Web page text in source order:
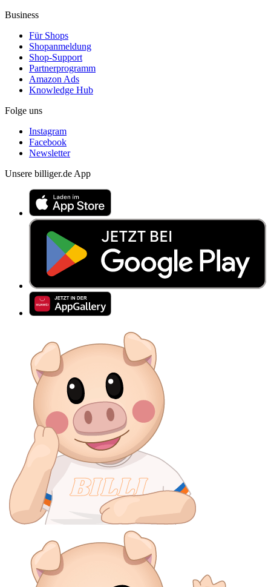
Business
Für Shops
Shopanmeldung
Shop-Support
Partnerprogramm
Amazon Ads
Knowledge Hub
Folge uns
Instagram
Facebook
Newsletter
Unsere billiger.de App